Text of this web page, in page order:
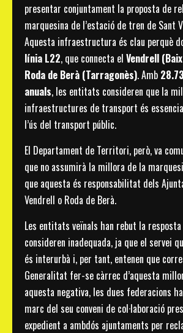
presentar conjuntament la proposta de
marquesina de l’estació de tren de Sant
Aquesta infraestructura és clau perquè
línia L22, que connecta el Vendrell
Roda de Berà (Tarragonès). Amb
anuals, les entitats consideren que la
infraestructures de transport és
l’ús del transport públic.
El Departament de Territori, però, va
que no assumirà la millora de la
que aquesta és responsabilitat dels
Vendrell o Roda de Berà.
Les entitats veïnals han rebut la
consideren inadequada, ja que el servei
és interurbà i, per tant, entenen que
Generalitat fer-se càrrec d’aquesta
aquesta negativa, les dues federacions
marc del seu conveni de col·laboració
expedient a ambdós ajuntaments per